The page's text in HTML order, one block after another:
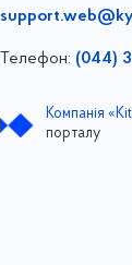
Телефон: (044)
Компанія
порталу